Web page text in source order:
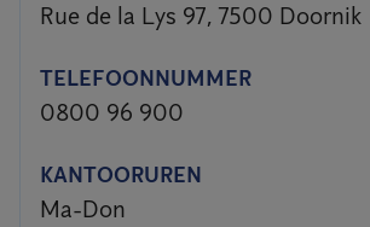
Rue de la Lys 97, 7500 Doornik
TELEFOONNUMMER
0800 96 900
KANTOORUREN
Ma-Don